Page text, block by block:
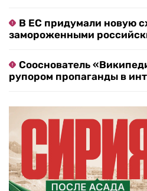
В ЕС придумали новую
замороженными
Сооснователь
рупором пропаганды в